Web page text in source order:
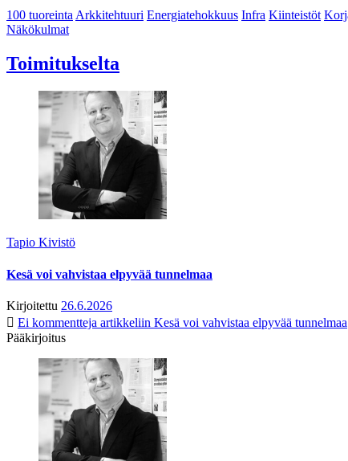
100 tuoreintaArkkitehtuuri Energiatehokkuus Infra Kiinteistöt
Näkökulmat
Toimitukselta
Tapio Kivistö
Kesä voi vahvistaa elpyvää tunnelmaa
Kirjoitettu 26.6.2026
Ei kommentteja artikkeliin Kesä voi vahvistaa elpyvää tunnelmaa
Pääkirjoitus